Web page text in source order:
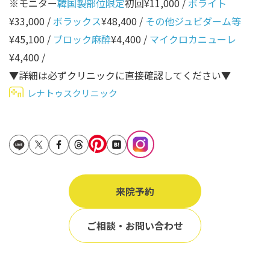
口角
顎
ヒアルロン酸リフトアッ
プ
鎖骨
10代
40代
70代
80代
90代
Region
地域から探す
※モニター韓国製部位限定初回¥11,000 / ボライト
¥33,000 / ボラックス¥48,400 / その他ジュビダーム等
¥45,100 / ブロック麻酔¥4,400 / マイクロカニューレ
¥4,400 /
▼詳細は必ずクリニックに直接確認してください▼
レナトゥスクリニック
来院予約
ご相談・お問い合わせ